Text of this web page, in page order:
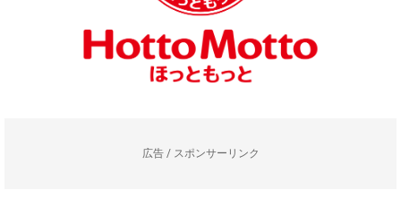
広告 / スポンサーリンク